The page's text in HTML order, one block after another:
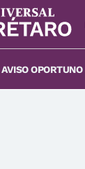
AVISO OPORTUNO